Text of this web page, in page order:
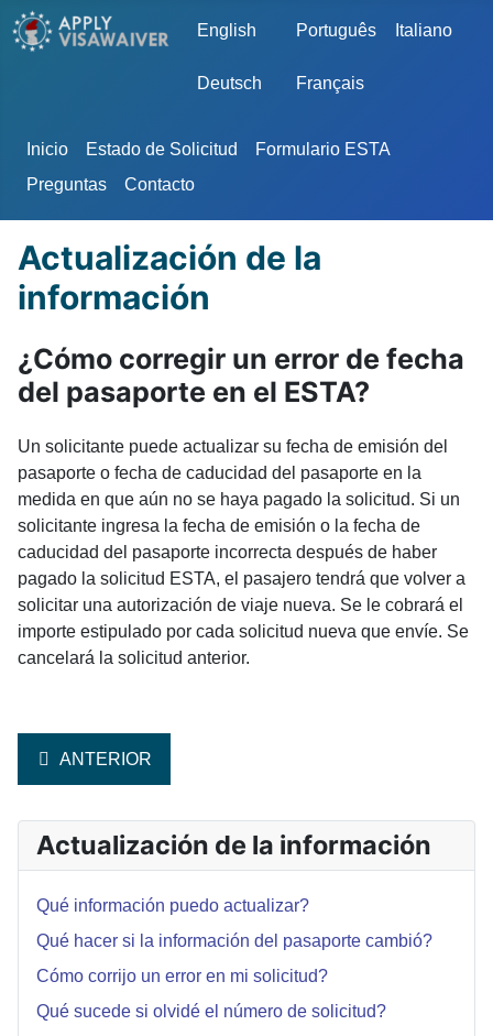
Seleccione su idioma
English Português Italiano
Deutsch Français
Inicio Estado de Solicitud
Formulario ESTA
Preguntas
Contacto
Actualización de la
información
¿Cómo corregir un error de fecha
del pasaporte en el ESTA?
Un solicitante puede actualizar su fecha de emisión del
pasaporte o fecha de caducidad del pasaporte en la
medida en que aún no se haya pagado la solicitud. Si un
solicitante ingresa la fecha de emisión o la fecha de
caducidad del pasaporte incorrecta después de haber
pagado la solicitud ESTA, el pasajero tendrá que volver a
solicitar una autorización de viaje nueva. Se le cobrará el
importe estipulado por cada solicitud nueva que envíe. Se
cancelará la solicitud anterior.
ARTÍCULO ANTERIOR: ¿QUÉ SUCEDE SI ME OLVIDÉ
ANTERIOR
Actualización de la información
Qué información puedo actualizar?
Qué hacer si la información del pasaporte cambió?
Cómo corrijo un error en mi solicitud?
Qué sucede si olvidé el número de solicitud?